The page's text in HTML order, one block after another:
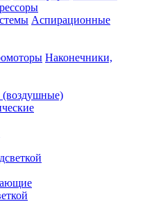
Аспирационные
Наконечники,